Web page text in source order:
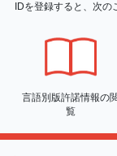
IDを登録すると、次の
言語別版許諾情報の
覧